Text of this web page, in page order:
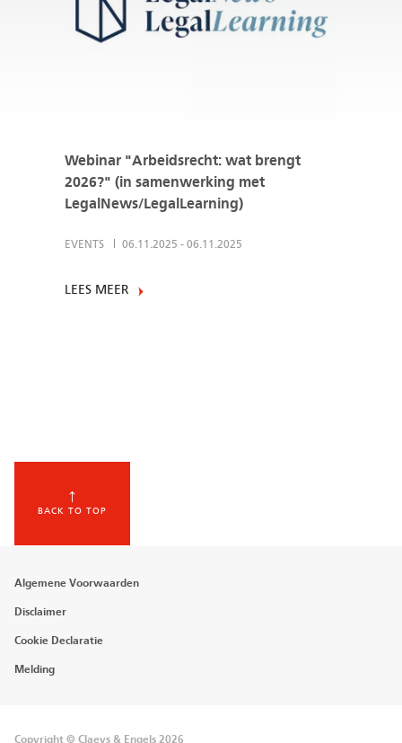
Webinar "Arbeidsrecht: wat brengt
2026?" (in samenwerking met
LegalNews/LegalLearning)
EVENTS 06.11.2025 - 06.11.2025
LEES MEER
BACK TO TOP
Footer
menu
Algemene Voorwaarden
Disclaimer
Cookie Declaratie
Melding
Copyright © Claeys & Engels 2026